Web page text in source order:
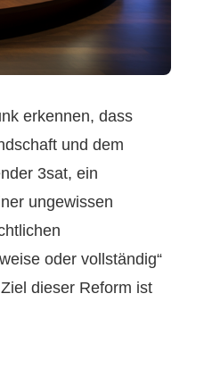
erkennen, dass
und dem
3sat, ein
ungewissen
oder vollständig“
dieser Reform ist